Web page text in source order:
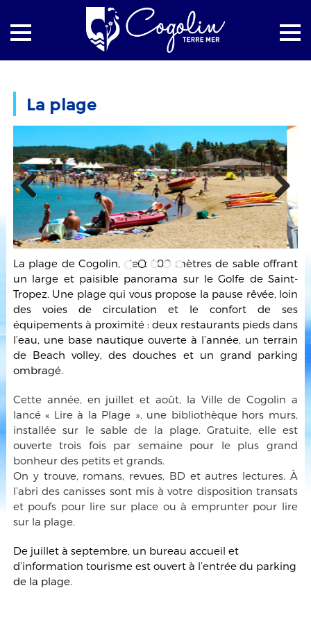
La plage
Previous Next
La plage de Cogolin, c’est 400 mètres de sable offrant
un large et paisible panorama sur le Golfe de Saint-
Tropez. Une plage qui vous propose la pause rêvée, loin
des voies de circulation et le confort de ses
équipements à proximité : deux restaurants pieds dans
l’eau, une base nautique ouverte à l’année, un terrain
de Beach volley, des douches et un grand parking
ombragé.
Cette année, en juillet et août, la Ville de Cogolin a
lancé « Lire à la Plage », une bibliothèque hors murs,
installée sur le sable de la plage. Gratuite, elle est
ouverte trois fois par semaine pour le plus grand
bonheur des petits et grands.
On y trouve, romans, revues, BD et autres lectures. À
l’abri des canisses sont mis à votre disposition transats
et poufs pour lire sur place ou à emprunter pour lire
sur la plage.
De juillet à septembre, un bureau accueil et
d’information tourisme est ouvert à l’entrée du parking
de la plage.